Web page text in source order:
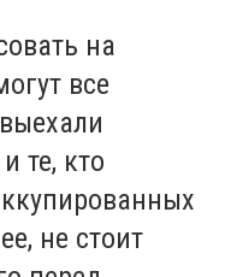
на
все
те, кто
не стоит